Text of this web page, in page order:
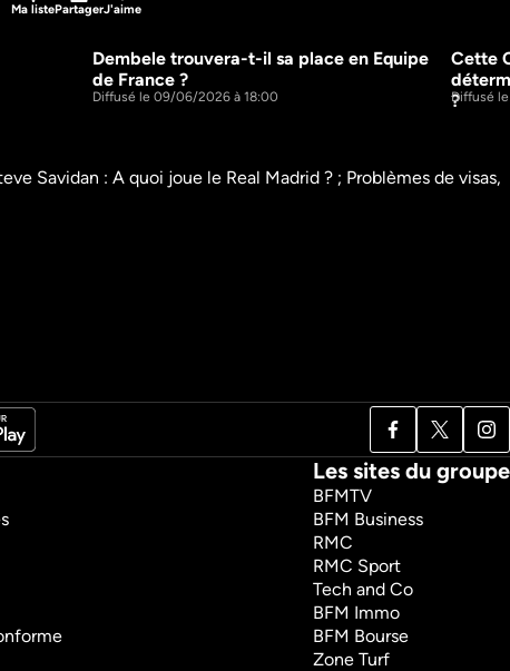
Ma listePartagerJ'aime
50m
Dembele trouvera-t-il sa place en Equipe
de France ?
Diffusé le 09/06/2026 à 18:00
Cette
?
Diffusé
Savidan : A quoi joue le Real Madrid ? ; Problèmes de visas,
Les sites du groupe
BFMTV
BFM Business
RMC
RMC Sport
Tech and Co
BFM Immo
BFM Bourse
Zone Turf